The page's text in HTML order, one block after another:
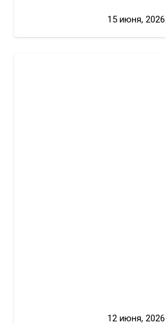
15 июня, 2026
12 июня, 2026